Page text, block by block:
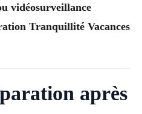
vidéosurveillance
Tranquillité Vacances
après